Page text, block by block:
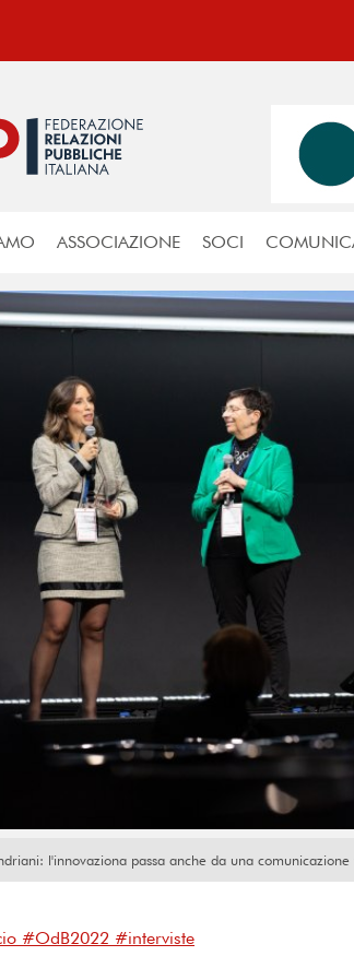
ASSOCIAZIONE SOCI
l'innovaziona passa anche da una
#OdB2022 #interviste